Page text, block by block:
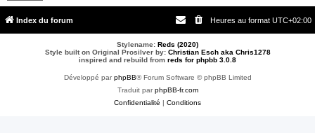
Index du forum Heures au format UTC+02:00
Stylename: Reds (2020)
Style built on Original Prosilver by: Christian Esch aka Chris1278
inspired and rebuild from reds for phpbb 3.0.8
Développé parphpBB® Forum Software © phpBB Limited
Traduit parphpBB-fr.com
Confidentialité | Conditions